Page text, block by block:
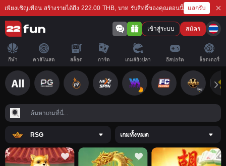
เพียงเชิญเพื่อน สร้างรายได้ถึง 222.00 THB, บาท รับสิทธิ์ของคุณตอนนี้ แลกรับ
สมัคร
เข้าสู่ระบบ
กีฬา คาสิโนสด สล็อต การ์ด เกมส์ยิงปลา อีสปอร์ต ล็อตเตอรี่
RSG เกมทั้งหมด